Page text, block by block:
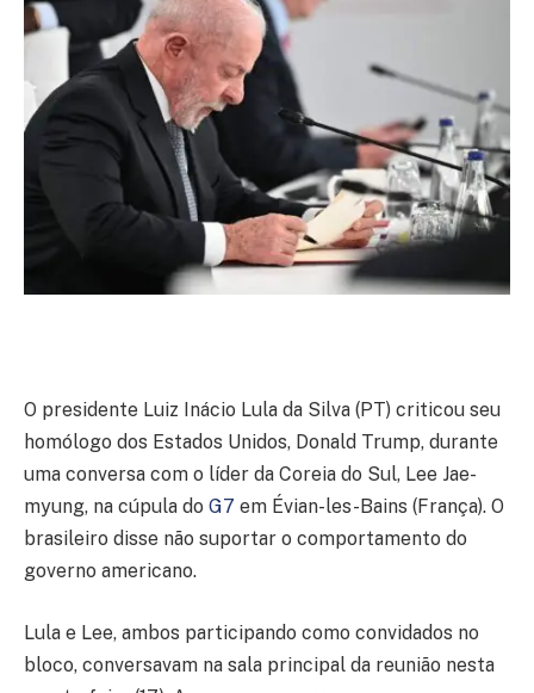
O presidente Luiz Inácio Lula da Silva (PT) criticou seu
homólogo dos Estados Unidos, Donald Trump, durante
uma conversa com o líder da Coreia do Sul, Lee Jae-
myung, na cúpula do G7 em Évian-les-Bains (França). O
brasileiro disse não suportar o comportamento do
governo americano.
Lula e Lee, ambos participando como convidados no
bloco, conversavam na sala principal da reunião nesta